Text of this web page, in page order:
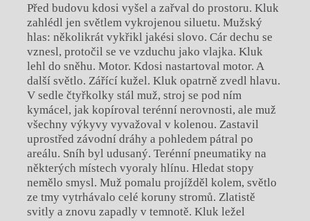
Před budovu kdosi vyšel a zařval do prostoru. Kluk
zahlédl jen světlem vykrojenou siluetu. Mužský
hlas: několikrát vykřikl jakési slovo. Cár dechu se
vznesl, protočil se ve vzduchu jako vlajka. Kluk
lehl do sněhu. Motor. Kdosi nastartoval motor. A
další světlo. Zářící kužel. Kluk opatrně zvedl hlavu.
V sedle čtyřkolky stál muž, stroj se pod ním
kymácel, jak kopíroval terénní nerovnosti, ale muž
všechny výkyvy vyvažoval v kolenou. Zastavil
uprostřed závodní dráhy a pohledem pátral po
areálu. Sníh byl udusaný. Terénní pneumatiky na
některých místech vyoraly hlínu. Hledat stopy
nemělo smysl. Muž pomalu projížděl kolem, světlo
ze tmy vytrhávalo celé koruny stromů. Zlatistě
svitly a znovu zapadly v temnotě. Kluk ležel